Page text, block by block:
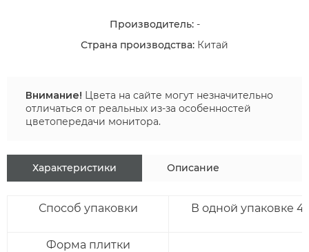
Производитель: -
Страна производства: Китай
Внимание! Цвета на сайте могут незначительно
отличаться от реальных из-за особенностей
цветопередачи монитора.
Характеристики Описание
Способ упаковки В одной упаковке 4
Форма плитки